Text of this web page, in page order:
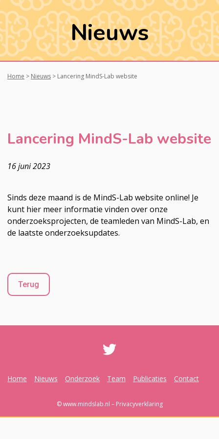
Nieuws
Home > Nieuws > Lancering MindS-Lab website
Lancering MindS-Lab website
16 juni 2023
Sinds deze maand is de MindS-Lab website online! Je
kunt hier meer informatie vinden over onze
onderzoeksprojecten, de teamleden van MindS-Lab, en
de laatste onderzoeksupdates.
Terug
Home Nieuws Onderzoek Team Publicaties Contact
© www.mindslab.nl – Privacyverklaring